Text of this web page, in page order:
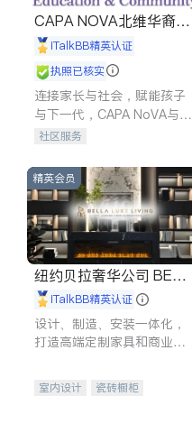
CAPA NOVA北维华裔家
长会iTalkBB精英认证
执照已核实
连接家长与社会，赋能孩子
与下一代，CAPA NoVA与您
携手建设包容、公平、充满
社区服务
精英会员
纽约贝拉奢华公司 BELL
A LUXE
iTalkBB精英认证
设计、制造、安装一体化，
打造高端定制家具和商业空
室内设计
瓷砖橱柜